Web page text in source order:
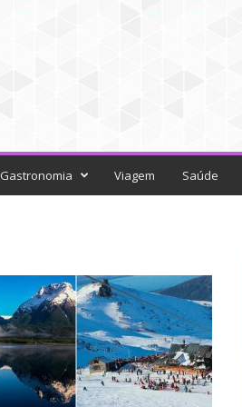
Gastronomia Viagem Saúde